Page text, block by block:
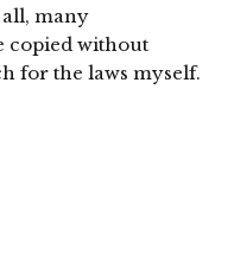
many
copied without
for the laws myself.